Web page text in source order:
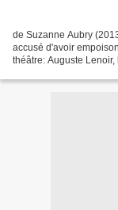
de Suzanne Aubry
accusé d'avoir
théâtre: Auguste